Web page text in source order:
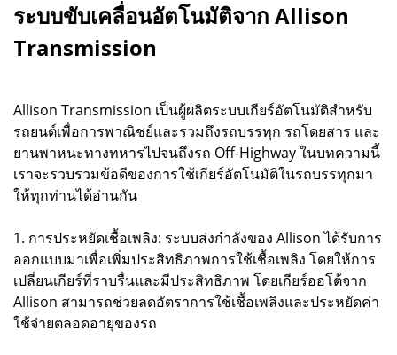
ระบบขับเคลื่อนอัตโนมัติจาก Allison
Transmission
Allison Transmission เป็นผู้ผลิตระบบเกียร์อัตโนมัติสำหรับ
รถยนต์เพื่อการพาณิชย์และรวมถึงรถบรรทุก รถโดยสาร และ
ยานพาหนะทางทหารไปจนถึงรถ Off-Highway ในบทความนี้
เราจะรวบรวมข้อดีของการใช้เกียร์อัตโนมัติในรถบรรทุกมา
ให้ทุกท่านได้อ่านกัน
1. การประหยัดเชื้อเพลิง: ระบบส่งกำลังของ Allison ได้รับการ
ออกแบบมาเพื่อเพิ่มประสิทธิภาพการใช้เชื้อเพลิง โดยให้การ
เปลี่ยนเกียร์ที่ราบรื่นและมีประสิทธิภาพ โดยเกียร์ออโต้จาก
Allison สามารถช่วยลดอัตราการใช้เชื้อเพลิงและประหยัดค่า
ใช้จ่ายตลอดอายุของรถ